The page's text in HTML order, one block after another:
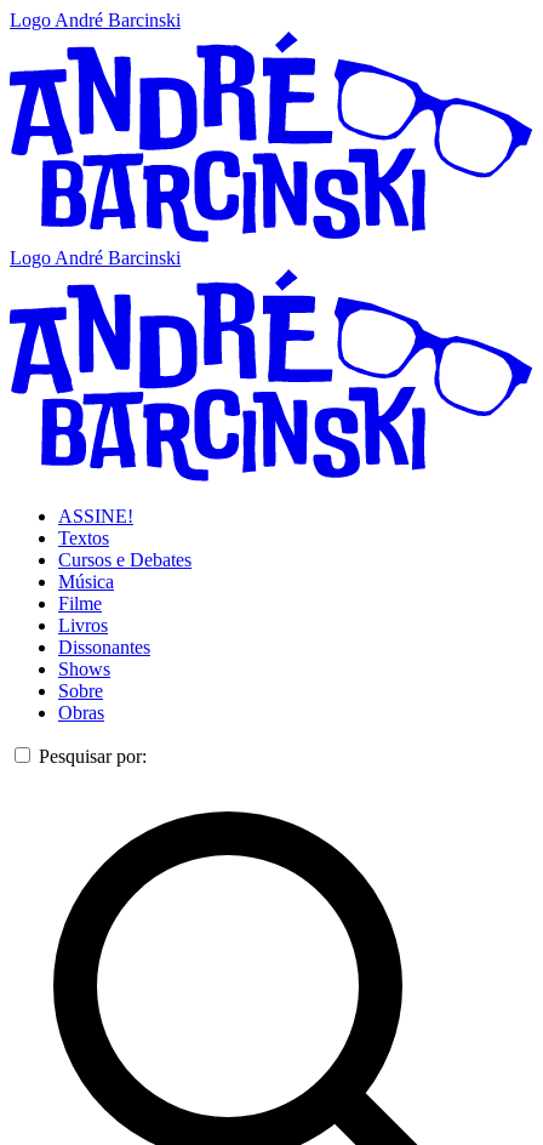
Logo André Barcinski
Logo André Barcinski
ASSINE!
Textos
Cursos e Debates
Música
Filme
Livros
Dissonantes
Shows
Sobre
Obras
Pesquisar por: